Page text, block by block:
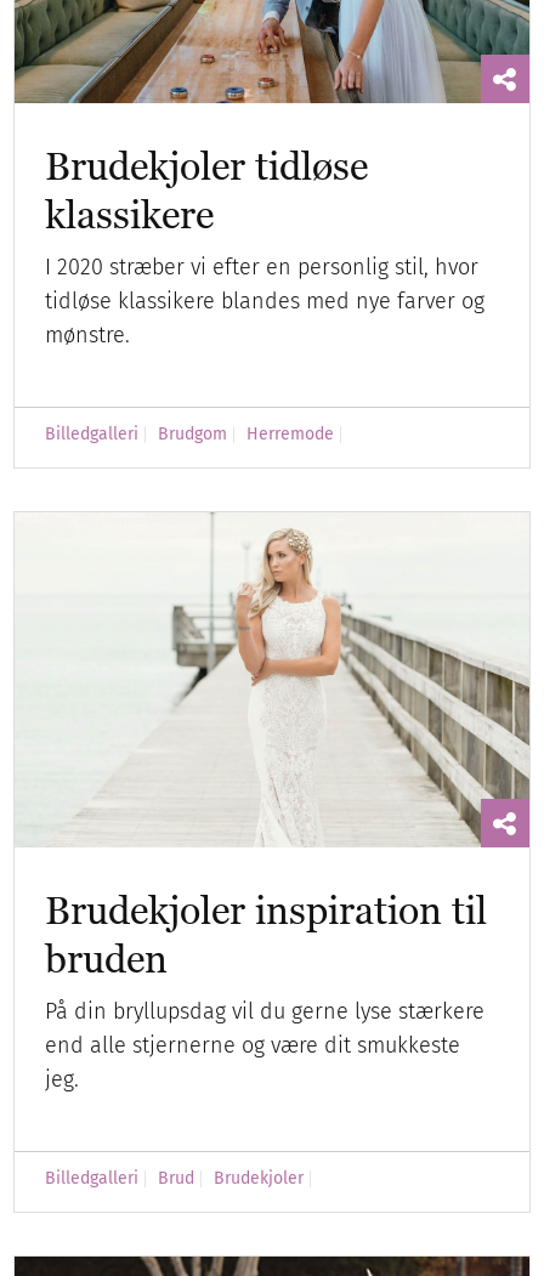
Brudekjoler tidløse
klassikere
I 2020 stræber vi efter en personlig stil, hvor
tidløse klassikere blandes med nye farver og
mønstre.
Billedgalleri Brudgom Herremode
Brudekjoler inspiration til
bruden
På din bryllupsdag vil du gerne lyse stærkere
end alle stjernerne og være dit smukkeste
jeg.
Billedgalleri Brud Brudekjoler